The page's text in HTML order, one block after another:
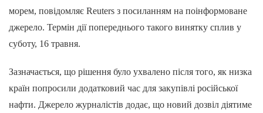
морем, повідомляє Reuters з посиланням на поінформоване
джерело. Термін дії попереднього такого винятку сплив у
суботу, 16 травня.
Зазначається, що рішення було ухвалено після того, як низка
країн попросили додатковий час для закупівлі російської
нафти. Джерело журналістів додає, що новий дозвіл діятиме